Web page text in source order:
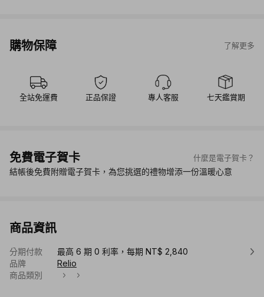
購物保障 了解更多
全站免運費 正品保證 專人客服 七天鑑賞期
免費電子賀卡 什麼是電子賀卡？
結帳後免費附贈電子賀卡，為您挑選的禮物增添一份溫暖心意
商品資訊
分期付款
最高 6 期 0 利率，每期 NT$ 2,840
品牌
Relio
商品類別